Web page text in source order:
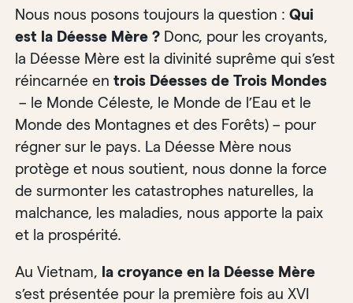
Nous nous posons toujours la question :Qui
est la Déesse Mère ? Donc, pour les croyants,
la Déesse Mère est la divinité suprême qui s’est
réincarnée entrois Déesses de Trois Mondes
– le Monde Céleste, le Monde de l’Eau et le
Monde des Montagnes et des Forêts) – pour
régner sur le pays. La Déesse Mère nous
protège et nous soutient, nous donne la force
de surmonter les catastrophes naturelles, la
malchance, les maladies, nous apporte la paix
et la prospérité.
Au Vietnam, la croyance en la Déesse Mère
s’est présentée pour la première fois au XVI